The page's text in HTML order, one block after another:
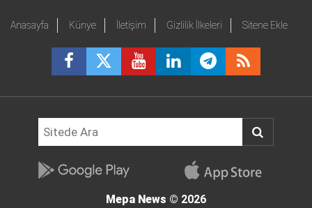
Anasayfa Künye İletişim Gizlilik İlkeleri Sitene Ekle
Mepa News © 2026